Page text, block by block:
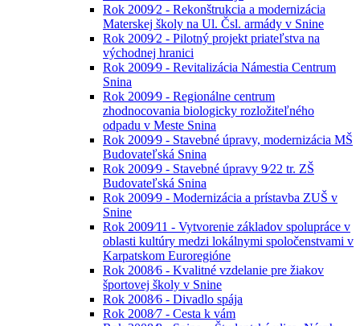
Rok 2009⁄2 - Rekonštrukcia a modernizácia
Materskej školy na Ul. Čsl. armády v Snine
Rok 2009⁄2 - Pilotný projekt priateľstva na
východnej hranici
Rok 2009⁄9 - Revitalizácia Námestia Centrum
Snina
Rok 2009⁄9 - Regionálne centrum
zhodnocovania biologicky rozložiteľného
odpadu v Meste Snina
Rok 2009⁄9 - Stavebné úpravy, modernizácia MŠ
Budovateľská Snina
Rok 2009⁄9 - Stavebné úpravy 9⁄22 tr. ZŠ
Budovateľská Snina
Rok 2009⁄9 - Modernizácia a prístavba ZUŠ v
Snine
Rok 2009⁄11 - Vytvorenie základov spolupráce v
oblasti kultúry medzi lokálnymi spoločenstvami v
Karpatskom Euroregióne
Rok 2008⁄6 - Kvalitné vzdelanie pre žiakov
športovej školy v Snine
Rok 2008⁄6 - Divadlo spája
Rok 2008⁄7 - Cesta k vám